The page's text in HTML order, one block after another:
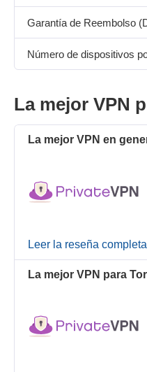
Garantía de Reembolso
Número de dispositivos
La mejor VPN
La mejor VPN en
Leer la reseña completa
La mejor VPN para